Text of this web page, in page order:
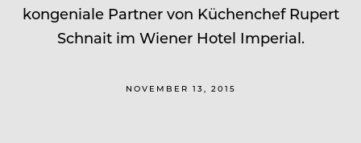
kongeniale Partner von Küchenchef Rupert
Schnait im Wiener Hotel Imperial.
NOVEMBER 13, 2015